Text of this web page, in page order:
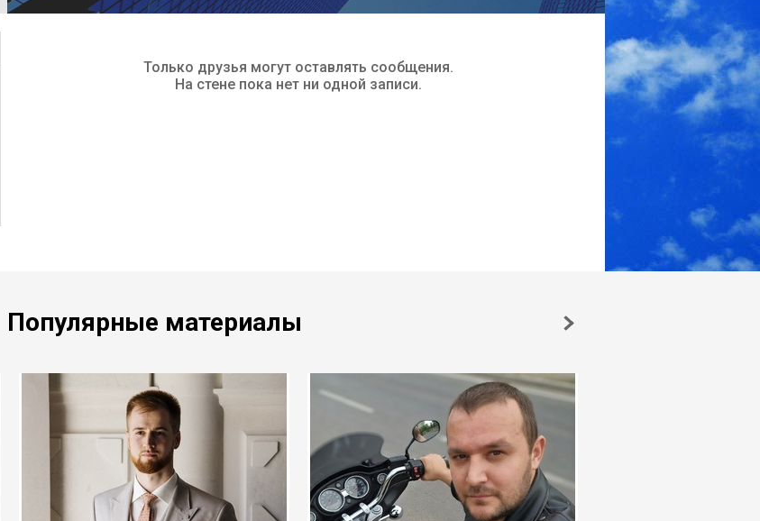
Только друзья могут оставлять сообщения.
На стене пока нет ни одной записи.
Популярные материалы